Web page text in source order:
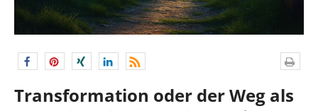
Transformation oder der Weg als